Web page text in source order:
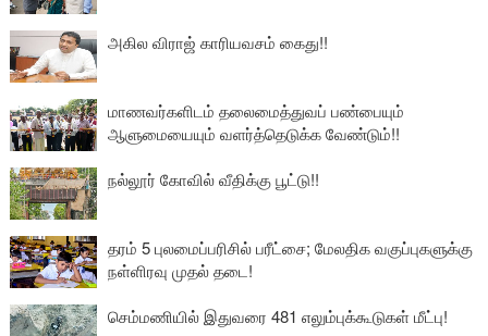
அகில விராஜ் காரியவசம் கைது!!
மாணவர்களிடம் தலைமைத்துவப் பண்பையும்
ஆளுமையையும் வளர்த்தெடுக்க வேண்டும்!!
நல்லூர் கோவில் வீதிக்கு பூட்டு!!
தரம் 5 புலமைப்பரிசில் பரீட்சை; மேலதிக வகுப்புகளுக்கு
நள்ளிரவு முதல் தடை!
செம்மணியில் இதுவரை 481 எலும்புக்கூடுகள் மீட்பு!